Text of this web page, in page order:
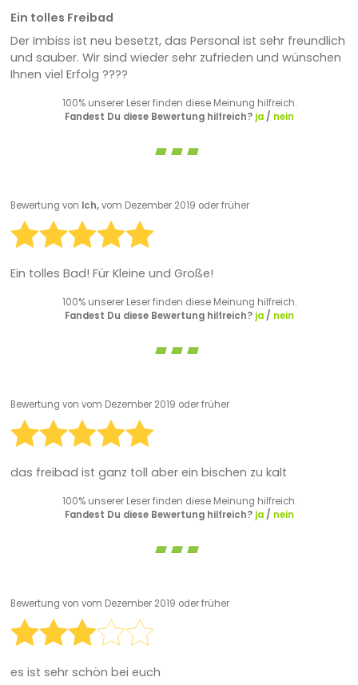
Ein tolles Freibad
Der Imbiss ist neu besetzt, das Personal ist sehr freundlich
und sauber. Wir sind wieder sehr zufrieden und wünschen
Ihnen viel Erfolg ????
100% unserer Leser finden diese Meinung hilfreich.
Fandest Du diese Bewertung hilfreich? ja/ nein
Bewertung von Ich,vom Dezember 2019 oder früher
Ein tolles Bad! Für Kleine und Große!
100% unserer Leser finden diese Meinung hilfreich.
Fandest Du diese Bewertung hilfreich? ja/ nein
Bewertung von vom Dezember 2019 oder früher
das freibad ist ganz toll aber ein bischen zu kalt
100% unserer Leser finden diese Meinung hilfreich.
Fandest Du diese Bewertung hilfreich? ja/ nein
Bewertung von vom Dezember 2019 oder früher
es ist sehr schön bei euch